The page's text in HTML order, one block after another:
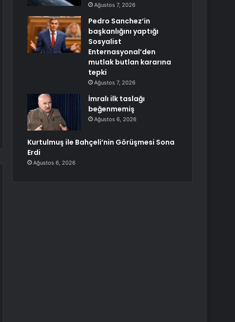
Ağustos 7, 2026
Pedro Sanchez’in
başkanlığını yaptığı
Sosyalist
Enternasyonal’den
mutlak butlan kararına
tepki
Ağustos 7, 2026
İmralı ilk taslağı
beğenmemiş
Ağustos 6, 2026
Kurtulmuş ile Bahçeli’nin Görüşmesi Sona
Erdi
Ağustos 6, 2026